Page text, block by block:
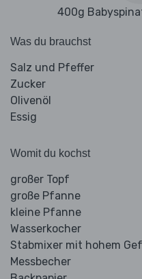
400g
Was du brauchst
Salz und Pfeffer
Zucker
Olivenöl
Essig
Womit du kochst
großer Topf
große Pfanne
kleine Pfanne
Wasserkocher
Stabmixer mit hohem
Messbecher